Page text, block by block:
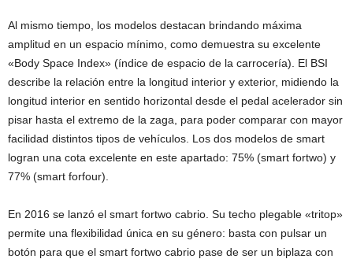
Al mismo tiempo, los modelos destacan brindando máxima
amplitud en un espacio mínimo, como demuestra su excelente
«Body Space Index» (índice de espacio de la carrocería). El BSI
describe la relación entre la longitud interior y exterior, midiendo la
longitud interior en sentido horizontal desde el pedal acelerador sin
pisar hasta el extremo de la zaga, para poder comparar con mayor
facilidad distintos tipos de vehículos. Los dos modelos de smart
logran una cota excelente en este apartado: 75% (smart fortwo) y
77% (smart forfour).
En 2016 se lanzó el smart fortwo cabrio. Su techo plegable «tritop»
permite una flexibilidad única en su género: basta con pulsar un
botón para que el smart fortwo cabrio pase de ser un biplaza con